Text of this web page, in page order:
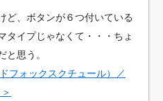
ど、ボタンが６つ付いている
タイプじゃなくて・・・ちょ
と思う。
フォックスクチュール）／